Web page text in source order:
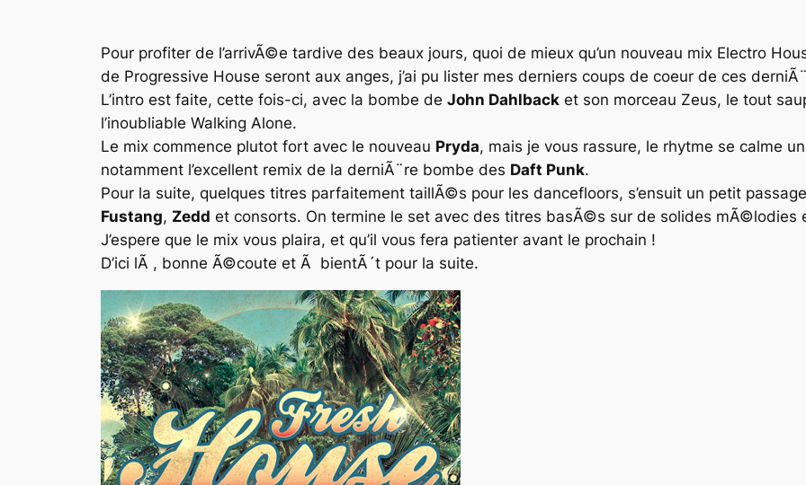
Pour profiter de l’arrivÃ©e tardive des beaux jours, quoi de mieux qu’un nouveau mix Electro
de Progressive House seront aux anges, j’ai pu lister mes derniers coups de coeur de ces
L’intro est faite, cette fois-ci, avec la bombe de John Dahlback et son morceau Zeus, le tout
l’inoubliable Walking Alone.
Le mix commence plutot fort avec le nouveau Pryda, mais je vous rassure, le rhytme se calme
notamment l’excellent remix de la derniÃ¨re bombe des Daft Punk.
Pour la suite, quelques titres parfaitement taillÃ©s pour les dancefloors, s’ensuit un petit
Fustang, Zedd et consorts. On termine le set avec des titres basÃ©s sur de solides mÃ©lodies
J’espere que le mix vous plaira, et qu’il vous fera patienter avant le prochain !
D’ici lÃ , bonne Ã©coute et Ã bientÃ´t pour la suite.